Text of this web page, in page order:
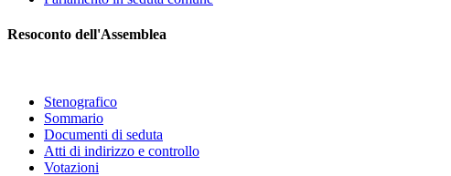
Resoconto dell'Assemblea
Stenografico
Sommario
Documenti di seduta
Atti di indirizzo e controllo
Votazioni